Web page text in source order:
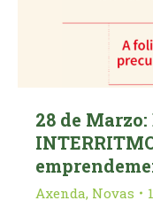
28 de
Axenda, Novas